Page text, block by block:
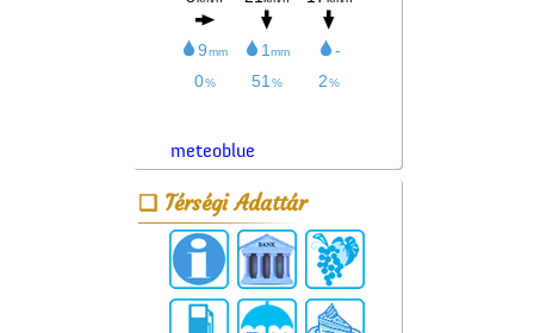
meteoblue
Térségi Adattár